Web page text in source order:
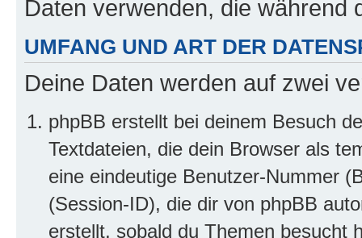
Daten verwenden, die während
UMFANG UND ART DER
Deine Daten werden auf zwei
phpBB erstellt bei deinem Besuch
Textdateien, die dein Browser als
eine eindeutige Benutzer-Nummer
(Session-ID), die dir von phpBB
erstellt, sobald du Themen besucht